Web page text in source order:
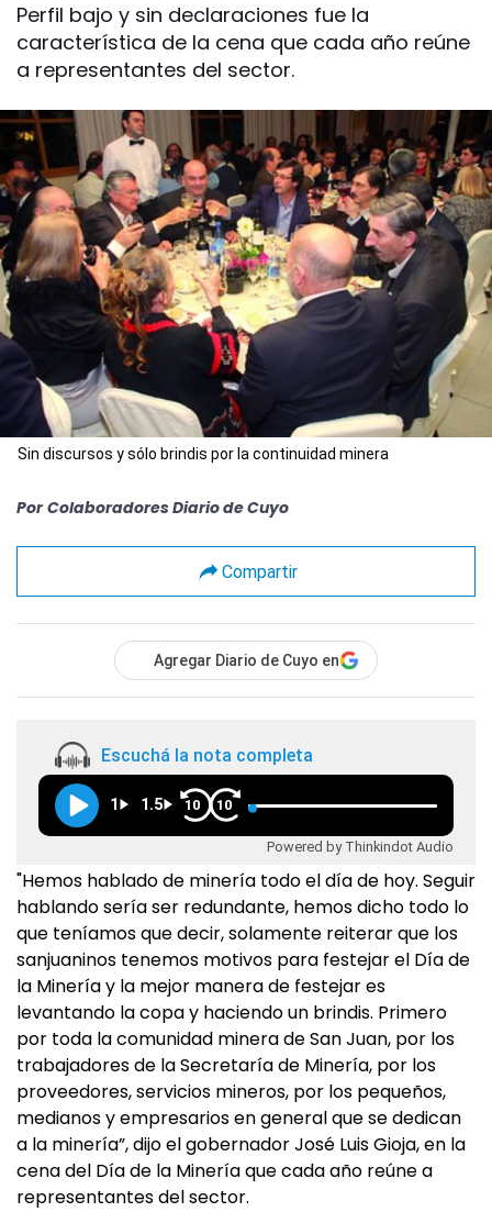
Perfil bajo y sin declaraciones fue la
característica de la cena que cada año reúne
a representantes del sector.
Sin discursos y sólo brindis por la continuidad minera
Por Colaboradores Diario de Cuyo
Compartir
Agregar Diario de Cuyo en
Escuchá la nota completa
1 1.5 10 10
Powered by Thinkindot Audio
"Hemos hablado de minería todo el día de hoy. Seguir
hablando sería ser redundante, hemos dicho todo lo
que teníamos que decir, solamente reiterar que los
sanjuaninos tenemos motivos para festejar el Día de
la Minería y la mejor manera de festejar es
levantando la copa y haciendo un brindis. Primero
por toda la comunidad minera de San Juan, por los
trabajadores de la Secretaría de Minería, por los
proveedores, servicios mineros, por los pequeños,
medianos y empresarios en general que se dedican
a la minería”, dijo el gobernador José Luis Gioja, en la
cena del Día de la Minería que cada año reúne a
representantes del sector.